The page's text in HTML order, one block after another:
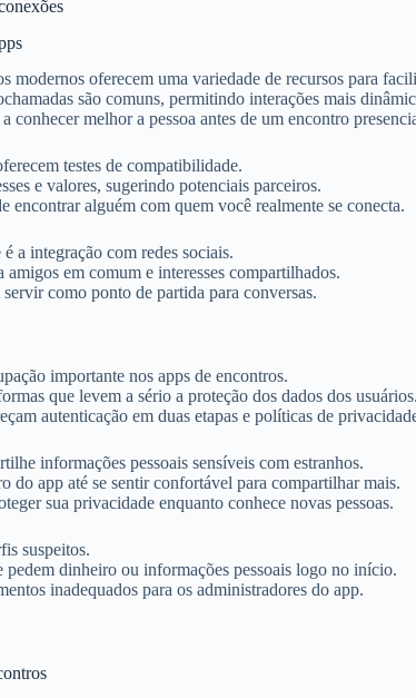
modernos oferecem uma variedade de recursos para
são comuns, permitindo interações mais
conhecer melhor a pessoa antes de um encontro
testes de compatibilidade.
e valores, sugerindo potenciais parceiros.
encontrar alguém com quem você realmente se conecta.
a integração com redes sociais.
em comum e interesses compartilhados.
como ponto de partida para conversas.
importante nos apps de encontros.
que levem a sério a proteção dos dados dos usuários.
autenticação em duas etapas e políticas de
informações pessoais sensíveis com estranhos.
do app até se sentir confortável para compartilhar mais.
sua privacidade enquanto conhece novas pessoas.
suspeitos.
pedem dinheiro ou informações pessoais logo no início.
inadequados para os administradores do app.